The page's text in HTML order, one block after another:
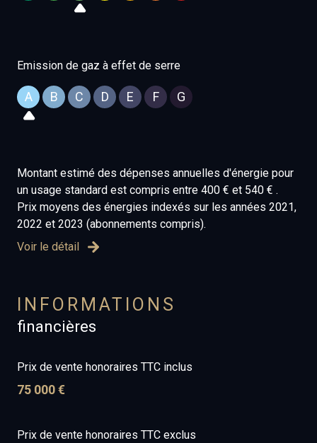
Emission de gaz à effet de serre
A B C D E F G
Montant estimé des dépenses annuelles d'énergie pour
un usage standard est compris entre 400 € et 540 € .
Prix moyens des énergies indexés sur les années 2021,
2022 et 2023 (abonnements compris).
Voir le détail
INFORMATIONS
financières
Prix de vente honoraires TTC inclus
75 000 €
Prix de vente honoraires TTC exclus